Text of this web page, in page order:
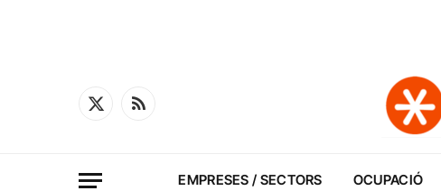
X
RSS
EMPRESES / SECTORS OCUPACIÓ